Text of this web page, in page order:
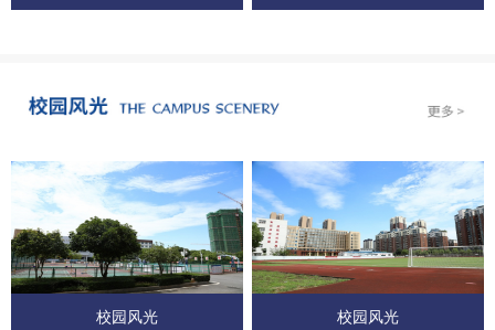
校园风光 校园风光